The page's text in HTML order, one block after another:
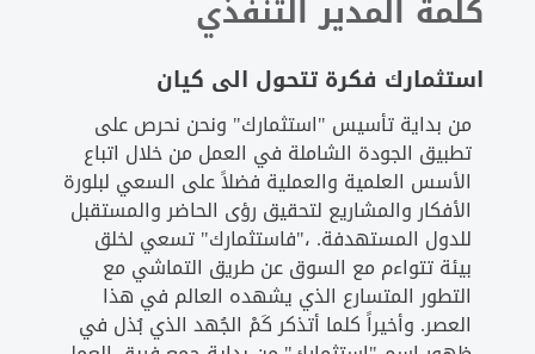
كلمة المدير التنفذي
استثمارك فكرة تتحول الى كيان
من بداية تأسيس "استثمارك" ونحن نحرص على
تطبيق الجودة الشاملة في العمل من خلال اتباع
الأسس العلمية والعملية فضلاً على السعي لبلورة
الأفكار والمشاريع لتحقيق رؤى الحاضر والمستقبل
للدول المستهدفة. ،"فاستثمارك" تسعي لخلق
بيئة تتواءم مع السوق عن طريق التماشي مع
التطور المتسارع الذي يشهده العالم في هذا
العصر. وأخيراً كلما أتذكر كَمْ الجُهد الذي بُذل في